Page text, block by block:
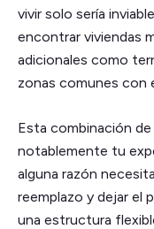
vivir solo sería
encontrar viviendas
adicionales como
zonas comunes con
Esta combinación
notablemente tu
alguna razón
reemplazo y dejar el
una estructura